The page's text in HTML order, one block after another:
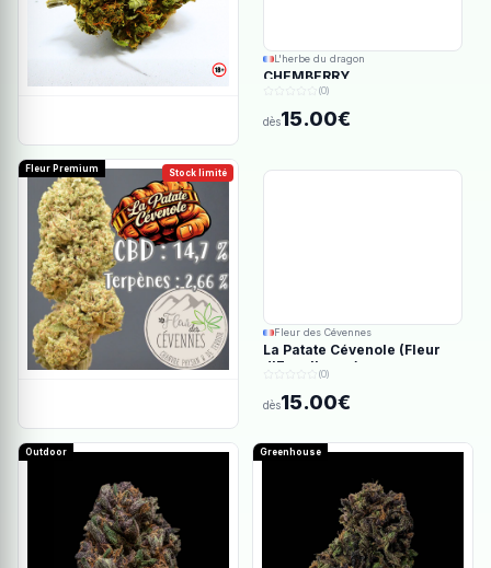
L'herbe du dragon
CHEMBERRY
(0)
dès15.00€
Stock limité
Fleur Premium
Fleur des Cévennes
La Patate Cévenole (Fleur
d'Excellence)
(0)
dès15.00€
Outdoor Greenhouse